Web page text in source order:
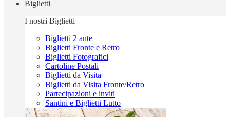
Biglietti
I nostri Biglietti
Biglietti 2 ante
Biglietti Fronte e Retro
Biglietti Fotografici
Cartoline Postali
Biglietti da Visita
Biglietti da Visita Fronte/Retro
Partecipazioni e inviti
Santini e Biglietti Lutto